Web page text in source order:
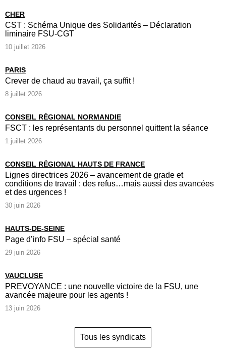
CHER
CST : Schéma Unique des Solidarités – Déclaration
liminaire FSU-CGT
10 juillet 2026
PARIS
Crever de chaud au travail, ça suffit !
8 juillet 2026
CONSEIL RÉGIONAL NORMANDIE
FSCT : les représentants du personnel quittent la séance
1 juillet 2026
CONSEIL RÉGIONAL HAUTS DE FRANCE
Lignes directrices 2026 – avancement de grade et
conditions de travail : des refus…mais aussi des avancées
et des urgences !
30 juin 2026
HAUTS-DE-SEINE
Page d’info FSU – spécial santé
29 juin 2026
VAUCLUSE
PREVOYANCE : une nouvelle victoire de la FSU, une
avancée majeure pour les agents !
13 juin 2026
Tous les syndicats